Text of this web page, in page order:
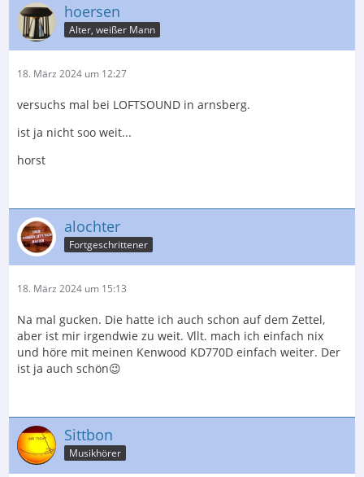
hoersen
Alter, weißer Mann
18. März 2024 um 12:27
versuchs mal bei LOFTSOUND in arnsberg.
ist ja nicht soo weit...
horst
alochter
Fortgeschrittener
18. März 2024 um 15:13
Na mal gucken. Die hatte ich auch schon auf dem Zettel,
aber ist mir irgendwie zu weit. Vllt. mach ich einfach nix
und höre mit meinen Kenwood KD770D einfach weiter. Der
ist ja auch schön😉
Sittbon
Musikhörer